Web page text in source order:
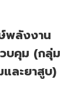
พลังงาน
บคุม (กลุ่ม
ละยาสูบ)